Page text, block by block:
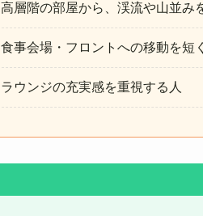
高層階の部屋から、渓流や山並み
食事会場・フロントへの移動を短
ラウンジの充実感を重視する人